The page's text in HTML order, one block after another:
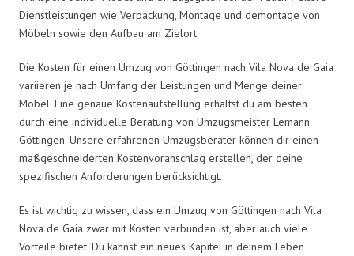
Dienstleistungen wie Verpackung, Montage und demontage von
Möbeln sowie den Aufbau am Zielort.
Die Kosten für einen Umzug von Göttingen nach Vila Nova de Gaia
variieren je nach Umfang der Leistungen und Menge deiner
Möbel. Eine genaue Kostenaufstellung erhältst du am besten
durch eine individuelle Beratung von Umzugsmeister Lemann
Göttingen. Unsere erfahrenen Umzugsberater können dir einen
maßgeschneiderten Kostenvoranschlag erstellen, der deine
spezifischen Anforderungen berücksichtigt.
Es ist wichtig zu wissen, dass ein Umzug von Göttingen nach Vila
Nova de Gaia zwar mit Kosten verbunden ist, aber auch viele
Vorteile bietet. Du kannst ein neues Kapitel in deinem Leben